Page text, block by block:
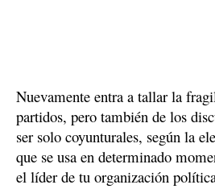
Nuevamente entra a tallar la
partidos, pero también de los
ser solo coyunturales, según la
que se usa en determinado
el líder de tu organización